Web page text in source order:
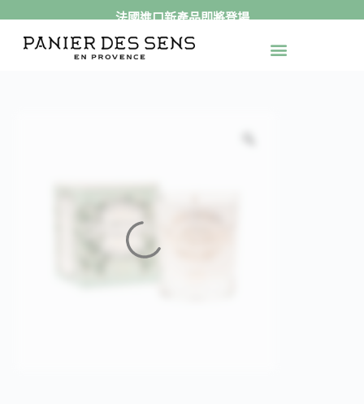
跳
至
法國進口新產品即將登場